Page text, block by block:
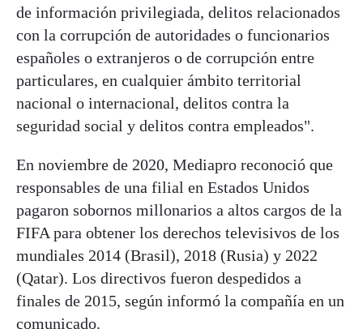
de información privilegiada, delitos relacionados
con la corrupción de autoridades o funcionarios
españoles o extranjeros o de corrupción entre
particulares, en cualquier ámbito territorial
nacional o internacional, delitos contra la
seguridad social y delitos contra empleados".
En noviembre de 2020, Mediapro reconoció que
responsables de una filial en Estados Unidos
pagaron sobornos millonarios a altos cargos de la
FIFA para obtener los derechos televisivos de los
mundiales 2014 (Brasil), 2018 (Rusia) y 2022
(Qatar). Los directivos fueron despedidos a
finales de 2015, según informó la compañía en un
comunicado.